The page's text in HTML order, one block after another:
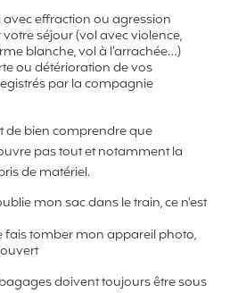
avec effraction ou agression
séjour (vol avec violence,
blanche, vol à l’arrachée…)
ou détérioration de vos
par la compagnie
de bien comprendre que
pas tout et notamment la
de matériel.
mon sac dans le train, ce n'est
fais tomber mon appareil photo,
doivent toujours être sous